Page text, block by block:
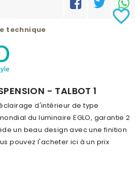
technique
- TALBOT 1
éclairage d'intérieur de type
du luminaire EGLO, garantie 2
un beau design avec une finition
pouvez l'acheter ici à un prix
favorite_border